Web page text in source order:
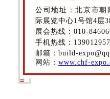
公司地址：北京市朝
际展览中心1号馆4层
展会热线：010-
手机热线：
邮箱：build-
网站： www.chf-